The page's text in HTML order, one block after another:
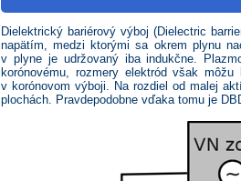
Dielektrický bariérový výboj (Dielectric
napätím, medzi ktorými sa okrem plynu
v plyne je udržovaný iba indukčne.
korónovému, rozmery elektród však
v korónovom výboji. Na rozdiel od malej
plochách. Pravdepodobne vďaka tomu je